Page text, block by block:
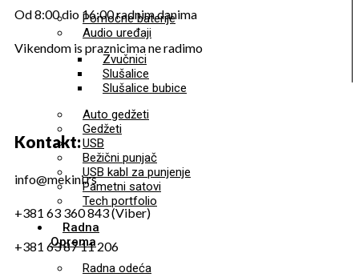
Pomoćne baterije
Audio uređaji
Zvučnici
Slušalice
Slušalice bubice
Auto gedžeti
Gedžeti
USB
Bežični punjač
USB kabl za punjenje
Pametni satovi
Tech portfolio
Radna
Oprema
Radna odeća
Od 8:00 dio 16:00 radnim danima
Vikendom is praznicima ne radimo
Kontakt:
info@mekini.rs
+381 63 360 843 (Viber)
+381 63 87 11 206